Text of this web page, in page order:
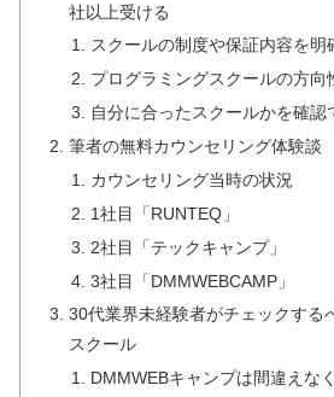
社以上受ける
スクールの制度や保証内容を明
プログラミングスクールの方向
自分に合ったスクールかを確認
筆者の無料カウンセリング体験談
カウンセリング当時の状況
1社目「RUNTEQ」
2社目「テックキャンプ」
3社目「DMMWEBCAMP」
30代業界未経験者がチェックする
スクール
DMMWEBキャンプは間違えな